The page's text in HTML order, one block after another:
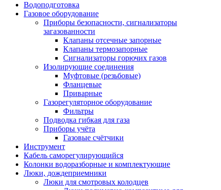
Водоподготовка
Газовое оборудование
Приборы безопасности, сигнализаторы
загазованности
Клапаны отсечные запорные
Клапаны термозапорные
Сигнализаторы горючих газов
Изолирующие соединения
Муфтовые (резьбовые)
Фланцевые
Приварные
Газорегуляторное оборудование
Фильтры
Подводка гибкая для газа
Приборы учёта
Газовые счётчики
Инструмент
Кабель саморегулирующийся
Колонки водоразборные и комплектующие
Люки, дождеприемники
Люки для смотровых колодцев